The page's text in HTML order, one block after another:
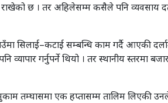
राखेको छ । तर अहिलेसम्म कसैले पनि व्यवसाय
सिलाई–कटाई सम्बन्धि काम गर्दै आएकी
गर्नुपर्ने थियो । तर स्थानीय स्तरमा
तम्घासमा एक हप्तासम्म तालिम लिएकी